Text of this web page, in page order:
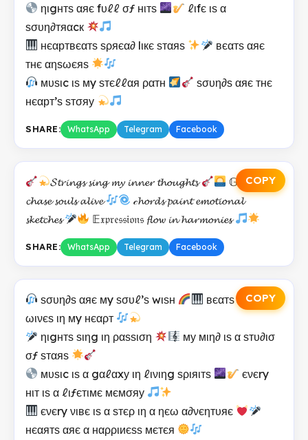
ηιgнтѕ αяє fυℓℓ σƒ нιтѕ
ℓιfє ιѕ α
ѕσυη∂тяαcк
нєαртвєαтѕ ѕρяєα∂ lιкє ѕтαяѕ
вєαтѕ αяє
тнє αηѕωєяѕ
мυѕιc ιѕ мy ѕтєℓℓαя ραтн
ѕσυη∂ѕ αяє тнє
нєαрт’ѕ ѕтσяу
SHARE: WhatsApp Telegram Facebook
COPY
𝓢𝓽𝓻𝓲𝓷𝓰𝓼 𝓼𝓲𝓷𝓰 𝓶𝔂 𝓲𝓷𝓷𝓮𝓻 𝓽𝓱𝓸𝓾𝓰𝓱𝓽𝓼
𝔾𝔲𝔦𝔱𝔞𝔯 𝓻𝓲𝓯𝓯𝓼
𝓬𝓱𝓪𝓼𝓮 𝓼𝓸𝓾𝓵𝓼 𝓪𝓵𝓲𝓿𝓮
𝒸𝓱𝓸𝓻𝓭𝓼 𝓹𝓪𝓲𝓷𝓽 𝓮𝓶𝓸𝓽𝓲𝓸𝓷𝓪𝓵
𝓼𝓴𝓮𝓽𝓬𝓱𝓮𝓼
𝔼𝔵𝔭𝔯𝔢𝔰𝔰𝔦𝔬𝔫𝔰 𝓯𝓵𝓸𝔀 𝓲𝓷 𝓱𝓪𝓻𝓶𝓸𝓷𝓲𝓮𝓼
SHARE: WhatsApp Telegram Facebook
COPY
ѕσυη∂ѕ αяє мy ѕσυℓ’ѕ wιѕн
вєαтѕ αяє тнє
ωινєѕ ιη мy нєαρт
ηιgнтѕ ѕιηg ιη ραѕѕιση
му мιη∂ ιѕ α ѕтυ∂ισ
σƒ ѕтαяѕ
мυѕιc ιѕ α gαℓαxу ιη ℓινιηg ѕριяιтѕ
єνєry
нιт ιѕ α ℓιƒєтιмє мємσяу
єνєry νιвє ιѕ α ѕтєρ ιη α ηєω α∂νєηтυяє
нєαятѕ αяє α нαρριиєѕѕ мєтєя